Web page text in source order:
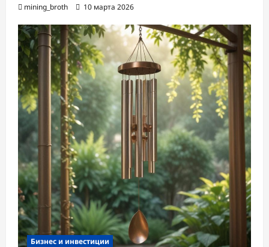
mining_broth 10 марта 2026
Бизнес и инвестиции